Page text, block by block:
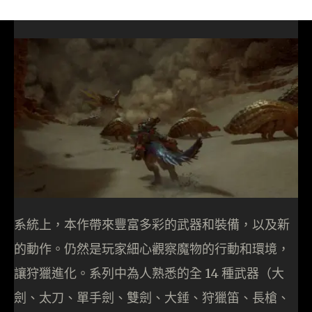
系統上，本作帶來豐富多彩的武器和裝備，以及新
的動作。仍然是玩家細心觀察魔物的行動和環境，
讓狩獵進化。系列中為人熟悉的全 14 種武器（大
劍、太刀、單手劍、雙劍、大錘、狩獵笛、長槍、